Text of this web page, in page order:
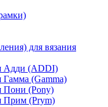
для вязания
Адди (ADDI)
Гамма (Gamma)
Пони (Pony)
Прим (Prym)